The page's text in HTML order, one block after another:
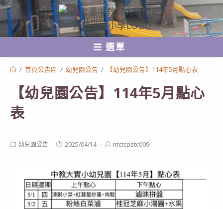
跳
轉
至
選單
/ 首頁公告區 / 幼兒園公告 / 【幼兒園公告】114年5月點心表
【幼兒園公告】114年5月點心
表
Post幼兒園公告
Post2025/04/14
Postntctcpstc009